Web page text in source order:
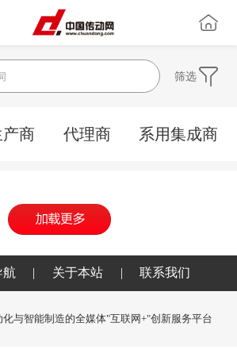
筛选
商 代理商 系用集成商
航 | 关于本站 | 联系我们
化与智能制造的全媒体"互联网+"创新服务平台